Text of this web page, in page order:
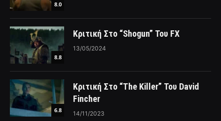
8.0
8.8
Κριτική Στο “Shogun” Του FX
13/05/2024
6.8
Κριτική Στο “The Killer” Του David
Fincher
14/11/2023